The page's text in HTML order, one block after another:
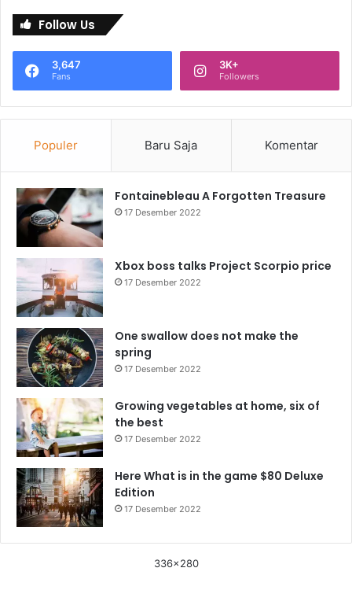
Follow Us
3,647
Fans
3K+
Followers
Populer Baru Saja Komentar
Fontainebleau A Forgotten Treasure
17 Desember 2022
Xbox boss talks Project Scorpio price
17 Desember 2022
One swallow does not make the
spring
17 Desember 2022
Growing vegetables at home, six of
the best
17 Desember 2022
Here What is in the game $80 Deluxe
Edition
17 Desember 2022
336x280